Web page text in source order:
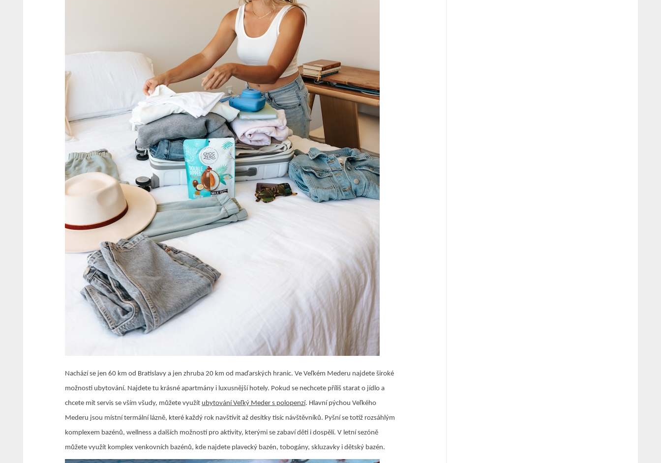
Nachází se jen 60 km od Bratislavy a jen zhruba 20 km od maďarských hranic. Ve Veľkém Mederu najdete široké
možnosti ubytování. Najdete tu krásné apartmány i luxusnější hotely. Pokud se nechcete příliš starat o jídlo a
chcete mít servis se vším všudy, můžete využít ubytování Veľký Meder s polopenzí. Hlavní pýchou Veľkého
Mederu jsou místní termální lázně, které každý rok navštívit až desítky tisíc návštěvníků. Pyšní se totiž rozsáhlým
komplexem bazénů, wellness a dalších možností pro aktivity, kterými se zabaví děti i dospělí. V letní sezóně
můžete využít komplex venkovních bazénů, kde najdete plavecký bazén, tobogány, skluzavky i dětský bazén.